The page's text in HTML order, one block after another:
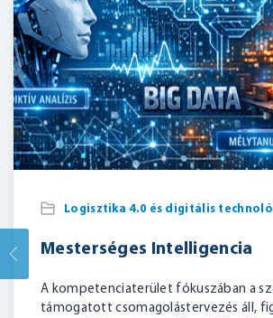
Logisztika 4.0 és digitális
Mesterséges Intelligencia
A kompetenciaterület fókuszában a
támogatott csomagolástervezés áll,